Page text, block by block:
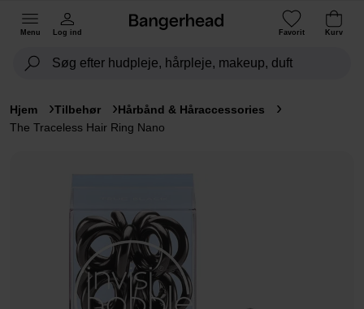
Menu Log ind Favorit Kurv
Hjem Tilbehør
Hårbånd & Håraccessories
The Traceless Hair Ring Nano